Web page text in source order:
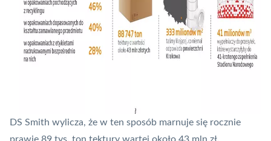
DS Smith wylicza, że w ten sposób marnuje się rocznie